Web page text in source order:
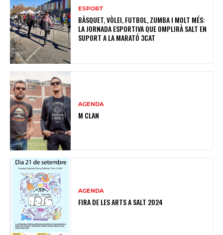
ESPORT
BÀSQUET, VÒLEI, FUTBOL, ZUMBA I MOLT MÉS:
LA JORNADA ESPORTIVA QUE OMPLIRÀ SALT EN
SUPORT A LA MARATÓ 3CAT
AGENDA
M CLAN
AGENDA
FIRA DE LES ARTS A SALT 2024